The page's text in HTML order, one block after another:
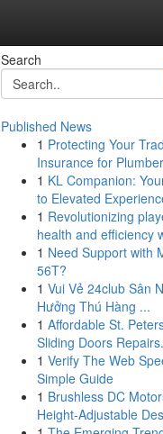
Search
Published News
1 Protecting Your
Insurance for
1 KL Companion:
to Elevated
1 Revolutionizing
health and efficiency
1 Need Support with
56T?
1 Vui Vẻ 24club Sân
Hưởng Thú Hàng ...
1 Affordable St.
Sliding Doors
1 Verify The Web
Simple Guide
1 Brushless DC
Height-Adjustable